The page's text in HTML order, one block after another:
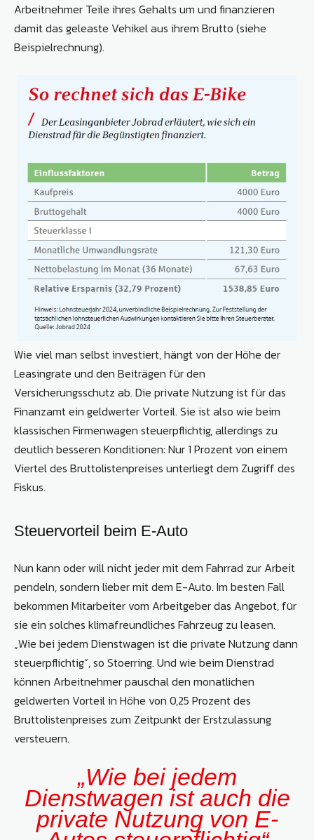
Arbeitnehmer Teile ihres Gehalts um und finanzieren
damit das geleaste Vehikel aus ihrem Brutto (siehe
Beispielrechnung).
Wie viel man selbst investiert, hängt von der Höhe der
Leasingrate und den Beiträgen für den
Versicherungsschutz ab. Die private Nutzung ist für das
Finanzamt ein geldwerter Vorteil. Sie ist also wie beim
klassischen Firmenwagen steuerpflichtig, allerdings zu
deutlich besseren Konditionen: Nur 1 Prozent von einem
Viertel des Bruttolistenpreises unterliegt dem Zugriff des
Fiskus.
Steuervorteil beim E-Auto
Nun kann oder will nicht jeder mit dem Fahrrad zur Arbeit
pendeln, sondern lieber mit dem E-Auto. Im besten Fall
bekommen Mitarbeiter vom Arbeitgeber das Angebot, für
sie ein solches klimafreundliches Fahrzeug zu leasen.
„Wie bei jedem Dienstwagen ist die private Nutzung dann
steuerpflichtig“, so Stoerring. Und wie beim Dienstrad
können Arbeitnehmer pauschal den monatlichen
geldwerten Vorteil in Höhe von 0,25 Prozent des
Bruttolistenpreises zum Zeitpunkt der Erstzulassung
versteuern.
„Wie bei jedem
Dienstwagen ist auch die
private Nutzung von E-